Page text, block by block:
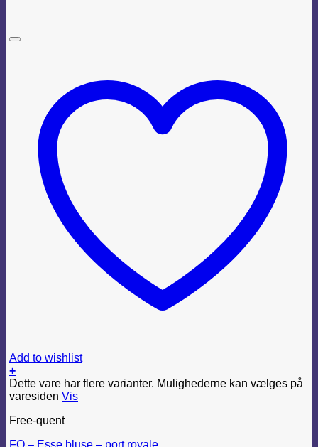
Add to wishlist
+
Dette vare har flere varianter. Mulighederne kan vælges på
varesiden Vis
Free-quent